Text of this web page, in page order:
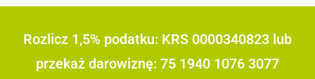
Rozlicz 1,5% podatku: KRS 0000340823 lub
przekaż darowiznę: 75 1940 1076 3077